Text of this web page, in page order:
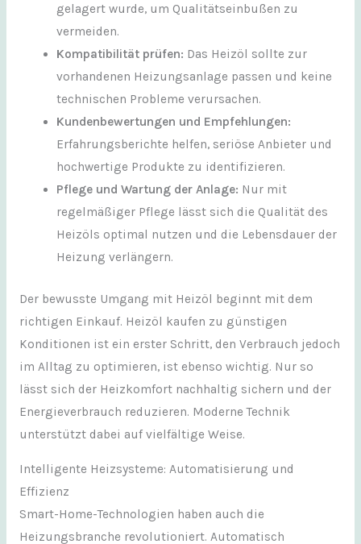
gelagert wurde, um Qualitätseinbußen zu
vermeiden.
Kompatibilität prüfen: Das Heizöl sollte zur
vorhandenen Heizungsanlage passen und keine
technischen Probleme verursachen.
Kundenbewertungen und Empfehlungen:
Erfahrungsberichte helfen, seriöse Anbieter und
hochwertige Produkte zu identifizieren.
Pflege und Wartung der Anlage: Nur mit
regelmäßiger Pflege lässt sich die Qualität des
Heizöls optimal nutzen und die Lebensdauer der
Heizung verlängern.
Der bewusste Umgang mit Heizöl beginnt mit dem
richtigen Einkauf. Heizöl kaufen zu günstigen
Konditionen ist ein erster Schritt, den Verbrauch jedoch
im Alltag zu optimieren, ist ebenso wichtig. Nur so
lässt sich der Heizkomfort nachhaltig sichern und der
Energieverbrauch reduzieren. Moderne Technik
unterstützt dabei auf vielfältige Weise.
Intelligente Heizsysteme: Automatisierung und
Effizienz
Smart-Home-Technologien haben auch die
Heizungsbranche revolutioniert. Automatisch